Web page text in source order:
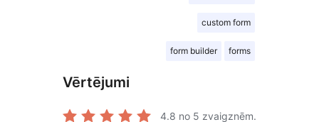
custom form
form builder forms
Vērtējumi
4.8 no 5 zvaigznēm.